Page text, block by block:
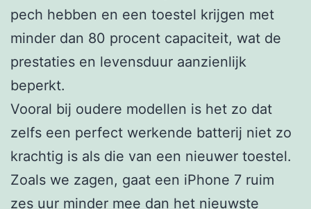
pech hebben en een toestel krijgen met
minder dan 80 procent capaciteit, wat de
prestaties en levensduur aanzienlijk
beperkt.
Vooral bij oudere modellen is het zo dat
zelfs een perfect werkende batterij niet zo
krachtig is als die van een nieuwer toestel.
Zoals we zagen, gaat een iPhone 7 ruim
zes uur minder mee dan het nieuwste